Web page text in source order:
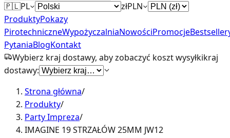
🇵🇱PL złPLN
ProduktyPokazy
PirotechniczneWypożyczalniaNowościPromocje
PytaniaBlogKontakt
Wybierz kraj dostawy, aby zobaczyć koszt wysyłkikraj
dostawy:
Strona główna/
Produkty/
Party Impreza/
IMAGINE 19 STRZAŁÓW 25MM JW12